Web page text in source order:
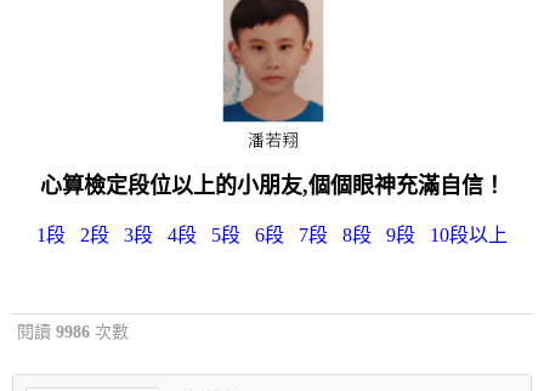
心算檢定段位以上的小朋友,個個眼神充滿自信！
1段 2段 3段 4段 5段 6段 7段 8段 9段 10段以上
閱讀 9986 次數